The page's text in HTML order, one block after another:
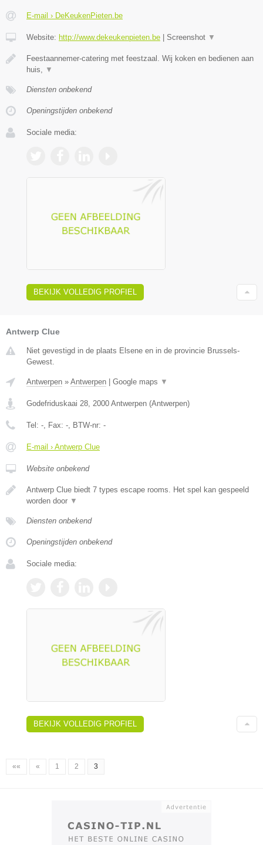
E-mail › DeKeukenPieten.be
Website: http://www.dekeukenpieten.be Screenshot ▼
Feestaannemer-catering met feestzaal. Wij koken en bedienen aan
huis,
▼
Diensten onbekend
Openingstijden onbekend
Sociale media:
BEKIJK VOLLEDIG PROFIEL
Antwerp Clue
Niet gevestigd in de plaats Elsene en in de provincie Brussels-
Gewest.
Antwerpen » Antwerpen Google maps ▼
Godefriduskaai 28, 2000 Antwerpen (Antwerpen)
Tel: -, Fax: -, BTW-nr: -
E-mail › Antwerp Clue
Website onbekend
Antwerp Clue biedt 7 types escape rooms. Het spel kan gespeeld
worden door ▼
Diensten onbekend
Openingstijden onbekend
Sociale media:
BEKIJK VOLLEDIG PROFIEL
«« « 1 2 3